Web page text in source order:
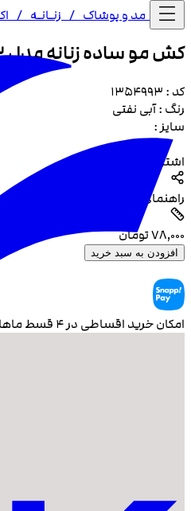
خانه / مد و پوشاک / زنـا‌نـه /
کش مو ساده زنانه مدل 4993
کد : 1354993
رنگ :آبی نفتی
سایز :
اشتراک گذاری
راهنمای سایز
۷۸٬۰۰۰تومان
افزودن به سبد خرید
امکان خرید اقساطی در ۴ قسط ماهانه